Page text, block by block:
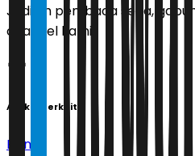
Jadilah pembaca setia,
channel kami!
Artikel Terkait
Bisnis